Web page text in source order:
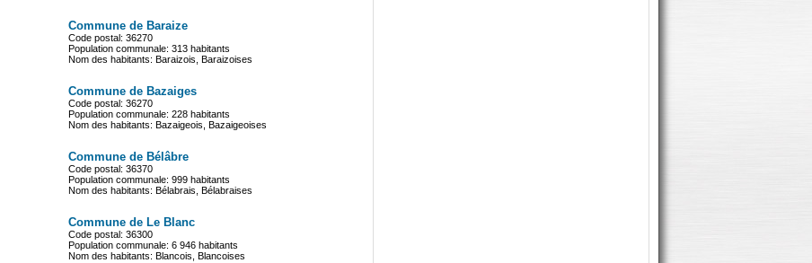
Commune de Baraize
Code postal: 36270
Population communale: 313 habitants
Nom des habitants: Baraizois, Baraizoises
Commune de Bazaiges
Code postal: 36270
Population communale: 228 habitants
Nom des habitants: Bazaigeois, Bazaigeoises
Commune de Bélâbre
Code postal: 36370
Population communale: 999 habitants
Nom des habitants: Bélabrais, Bélabraises
Commune de Le Blanc
Code postal: 36300
Population communale: 6 946 habitants
Nom des habitants: Blancois, Blancoises